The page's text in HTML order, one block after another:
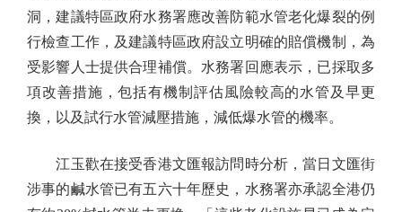
洞，建議特區政府水務署應改善防範水管老化爆裂的例
行檢查工作，及建議特區政府設立明確的賠償機制，為
受影響人士提供合理補償。水務署回應表示，已採取多
項改善措施，包括有機制評估風險較高的水管及早更
換，以及試行水管減壓措施，減低爆水管的機率。
江玉歡在接受香港文匯報訪問時分析，當日文匯街
涉事的鹹水管已有五六十年歷史，水務署亦承認全港仍